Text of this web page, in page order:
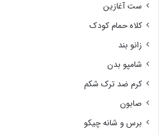
ست آغازین
کلاه حمام کودک
زانو بند
شامپو بدن
کرم ضد ترک شکم
صابون
برس و شانه چیکو